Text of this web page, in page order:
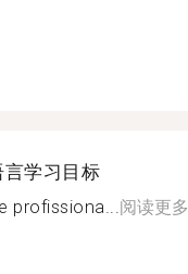
言学习目标
profissiona...阅读更多